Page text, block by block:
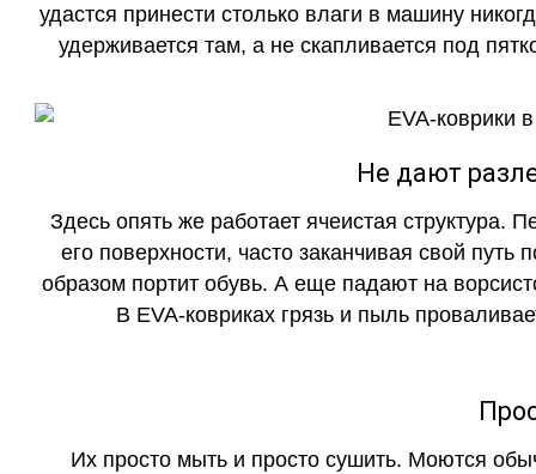
удастся принести столько влаги в машину
удерживается там, а не скапливается под
Не дают
Здесь опять же работает ячеистая структура.
его поверхности, часто заканчивая свой
образом портит обувь. А еще падают на
В EVA-ковриках грязь и пыль
Их просто мыть и просто сушить. Моются